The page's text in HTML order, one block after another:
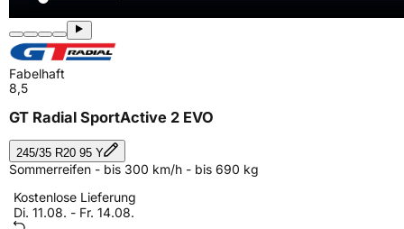
Fabelhaft
8,5
GT Radial SportActive 2 EVO
245/35 R20 95 Y
Sommerreifen - bis 300 km/h - bis 690 kg
Kostenlose Lieferung
Di. 11.08. - Fr. 14.08.